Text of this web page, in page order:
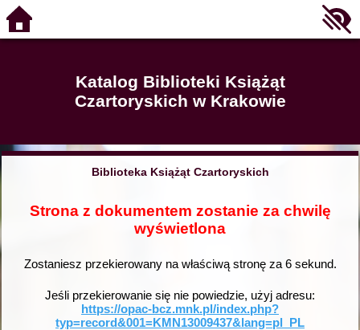
Katalog Biblioteki Książąt
Czartoryskich w Krakowie
Biblioteka Książąt Czartoryskich
Strona z dokumentem zostanie za chwilę
wyświetlona
Zostaniesz przekierowany na właściwą stronę za 6sekund.
Jeśli przekierowanie się nie powiedzie, użyj adresu:
https://opac-bcz.mnk.pl/index.php?
typ=record&001=KMN13009437&lang=pl_PL